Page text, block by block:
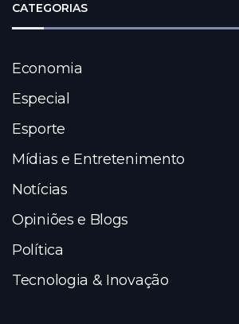
CATEGORIAS
Economia
Especial
Esporte
Mídias e Entretenimento
Notícias
Opiniões e Blogs
Política
Tecnologia & Inovação